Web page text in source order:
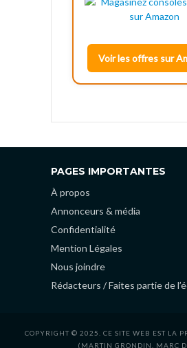
Voir les offres sur
PAGES IMPORTANTES
À propos
Annonceurs & média
Confidentialité
Mention Légales
Nous joindre
Rédacteurs / Faites partie de
COPYRIGHT © 2025. CE SITE WEB EST LA
(MARTIN GRONDIN, MARC